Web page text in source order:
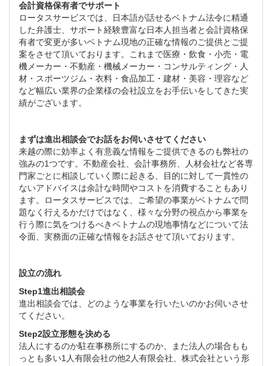
会計資格保有者でサポート
ロータスサービスでは、日本語が話せるベトナム法令に精通
した弁護士、サポート経験豊富な日本人担当者と会計資格保
有者で変更が多いベトナム現地の正確な情報のご提供とご提
案をさせて頂いております。これまで医療・飲食・小売・電
機メーカー・不動産・機械メーカー・コンサルティング・人
材・スポーツジム・衣料・食品加工・建材・美容・理容など
など幅広い業界の企業様の会社設立をお手伝いをしてきた実
績がございます。
まずは進出相談会でお話をお伺いさせてください
来越の際に効率よく有意義な情報をご提供できるのも弊社の
強みの1つです。不動産会社、会計事務所、人材会社など各専
門家ごとに相談していく際に起きる、目的に対して一貫性の
ないアドバイスは余計な時間やコストを消費することもあり
ます。ロータスサービスでは、ご希望の事業がベトナムで問
題なく行えるかだけではなく、様々な分野の視点から事業を
行う際に気をつけるべきベトナムの現地事情などについて法
令面、実務面の正確な情報をお話させて頂いております。
設立の流れ
Step1進出相談会
進出相談会では、どのような事業を行いたいのかお伺いさせ
てください。
Step2設立形態を決める
法人にするのか駐在事務所にするのか、また法人の場合もも
っとも多い1人有限会社の他2人有限会社、株式会社という形